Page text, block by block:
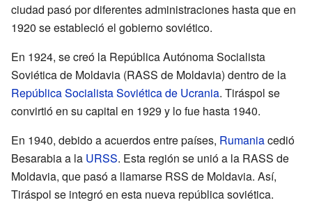
ciudad pasó por diferentes administraciones hasta que en
1920 se estableció el gobierno soviético.
En 1924, se creó la República Autónoma Socialista
Soviética de Moldavia (RASS de Moldavia) dentro de la
República Socialista Soviética de Ucrania. Tiráspol se
convirtió en su capital en 1929 y lo fue hasta 1940.
En 1940, debido a acuerdos entre países, Rumaniacedió
Besarabia a la URSS. Esta región se unió a la RASS de
Moldavia, que pasó a llamarse RSS de Moldavia. Así,
Tiráspol se integró en esta nueva república soviética.